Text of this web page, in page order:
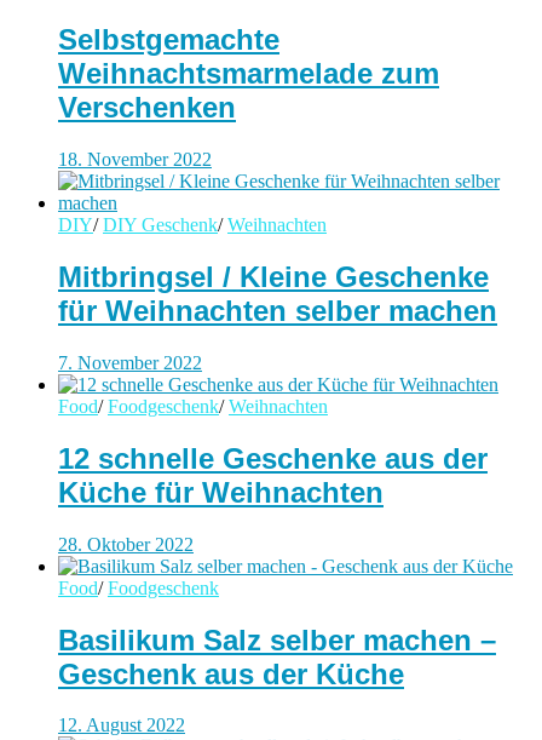
Selbstgemachte
Weihnachtsmarmelade zum
Verschenken
18. November 2022
DIY/ DIY Geschenk/ Weihnachten
Mitbringsel / Kleine Geschenke
für Weihnachten selber machen
7. November 2022
Food/ Foodgeschenk/ Weihnachten
12 schnelle Geschenke aus der
Küche für Weihnachten
28. Oktober 2022
Food/ Foodgeschenk
Basilikum Salz selber machen –
Geschenk aus der Küche
12. August 2022